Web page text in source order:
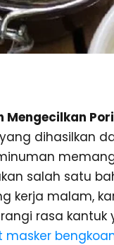
dihasilkan
salah satu
kerja malam,
rasa kantuk